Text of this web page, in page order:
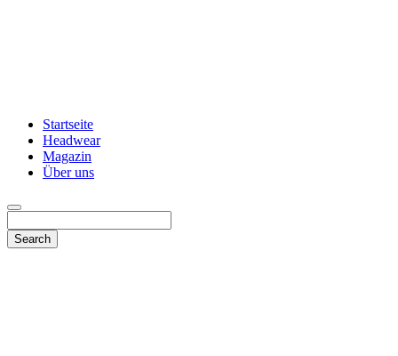
Startseite
Headwear
Magazin
Über uns